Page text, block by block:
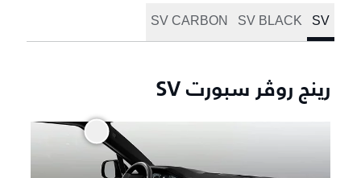
SV
SV BLACK
SV CARBON
رينج روڤر سبورت SV